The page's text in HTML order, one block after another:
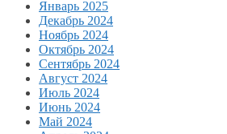
Январь 2025
Декабрь 2024
Ноябрь 2024
Октябрь 2024
Сентябрь 2024
Август 2024
Июль 2024
Июнь 2024
Май 2024